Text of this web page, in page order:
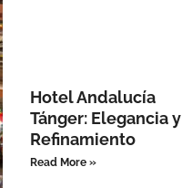
Hotel Andalucía
Tánger: Elegancia y
Refinamiento
Read More »